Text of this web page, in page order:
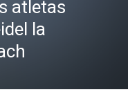
atletas
la